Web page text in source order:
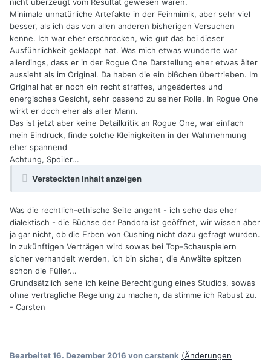
nicht überzeugt vom Resultat gewesen wären.
Minimale unnatürliche Artefakte in der Feinmimik, aber sehr viel
besser, als ich das von allen anderen bisherigen Versuchen
kenne. Ich war eher erschrocken, wie gut das bei dieser
Ausführlichkeit geklappt hat. Was mich etwas wunderte war
allerdings, dass er in der Rogue One Darstellung eher etwas älter
aussieht als im Original. Da haben die ein bißchen übertrieben. Im
Original hat er noch ein recht straffes, ungeädertes und
energisches Gesicht, sehr passend zu seiner Rolle. In Rogue One
wirkt er doch eher als alter Mann.
Das ist jetzt aber keine Detailkritik an Rogue One, war einfach
mein Eindruck, finde solche Kleinigkeiten in der Wahrnehmung
eher spannend
Achtung, Spoiler...
Versteckten Inhalt anzeigen
Was die rechtlich-ethische Seite angeht - ich sehe das eher
dialektisch - die Büchse der Pandora ist geöffnet, wir wissen aber
ja gar nicht, ob die Erben von Cushing nicht dazu gefragt wurden.
In zukünftigen Verträgen wird sowas bei Top-Schauspielern
sicher verhandelt werden, ich bin sicher, die Anwälte spitzen
schon die Füller...
Grundsätzlich sehe ich keine Berechtigung eines Studios, sowas
ohne vertragliche Regelung zu machen, da stimme ich Rabust zu.
- Carsten
Bearbeitet16. Dezember 2016 von carstenk (Änderungen